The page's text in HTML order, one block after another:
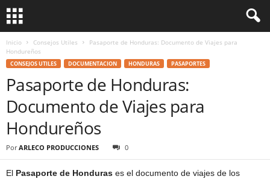
Inicio Consejos Utiles
Pasaporte de Honduras: Documento de Viajes para
Hondureños
CONSEJOS UTILES DOCUMENTACION HONDURAS PASAPORTES
Pasaporte de Honduras:
Documento de Viajes para
Hondureños
Por ARLECO PRODUCCIONES 0
El Pasaporte de Honduras es el documento de viajes de los